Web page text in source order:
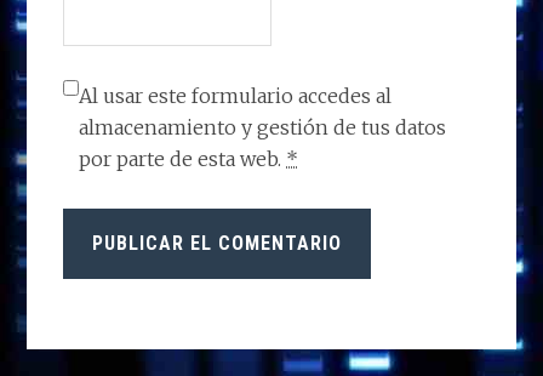
Al usar este formulario accedes al
almacenamiento y gestión de tus datos
por parte de esta web. *